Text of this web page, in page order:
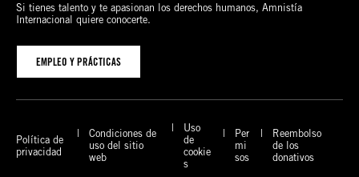
Si tienes talento y te apasionan los derechos humanos, Amnistía
Internacional quiere conocerte.
EMPLEO Y PRÁCTICAS
Política de
privacidad
Condiciones de
uso del sitio
web
Uso
de
cookie
s
Per
mi
sos
Reembolso
de los
donativos